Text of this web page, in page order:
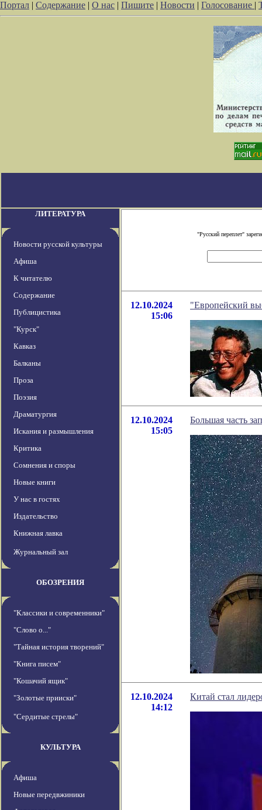
Портал | Содержание | О нас | Пишите | Новости | Голосование |
ЛИТЕРАТУРА
Новости русской культуры
Афиша
К читателю
Содержание
Публицистика
"Курск"
Кавказ
Балканы
Проза
Поэзия
Драматургия
Искания и размышления
Критика
Сомнения и споры
Новые книги
У нас в гостях
Издательство
Книжная лавка
Журнальный зал
ОБОЗРЕНИЯ
"Классики и современники"
"Слово о..."
"Тайная история творений"
"Книга писем"
"Кошачий ящик"
"Золотые прииски"
"Сердитые стрелы"
КУЛЬТУРА
Афиша
Новые передвжиники
"Русский переплет"
12.10.2024
15:06
"Европейский
12.10.2024
15:05
Большая часть
12.10.2024
14:12
Китай стал